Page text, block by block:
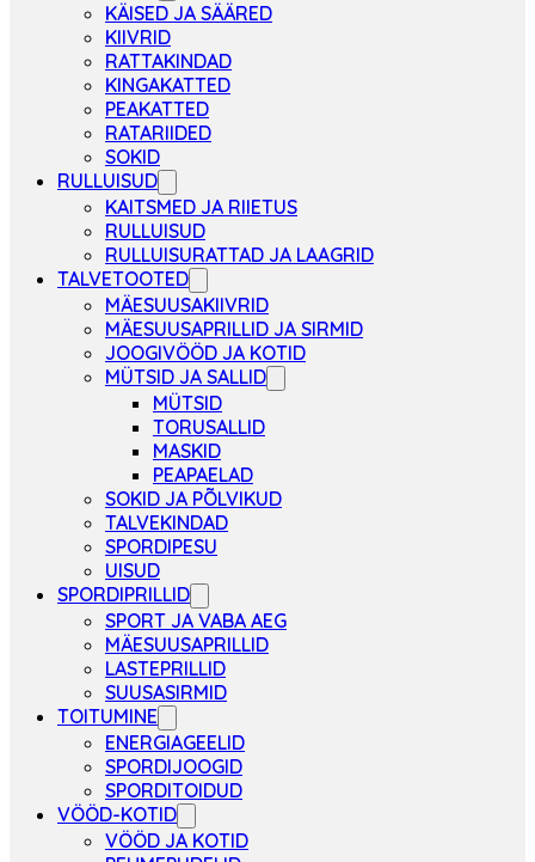
KÄISED JA SÄÄRED
KIIVRID
RATTAKINDAD
KINGAKATTED
PEAKATTED
RATARIIDED
SOKID
RULLUISUD
KAITSMED JA RIIETUS
RULLUISUD
RULLUISURATTAD JA LAAGRID
TALVETOOTED
MÄESUUSAKIIVRID
MÄESUUSAPRILLID JA SIRMID
JOOGIVÖÖD JA KOTID
MÜTSID JA SALLID
MÜTSID
TORUSALLID
MASKID
PEAPAELAD
SOKID JA PÕLVIKUD
TALVEKINDAD
SPORDIPESU
UISUD
SPORDIPRILLID
SPORT JA VABA AEG
MÄESUUSAPRILLID
LASTEPRILLID
SUUSASIRMID
TOITUMINE
ENERGIAGEELID
SPORDIJOOGID
SPORDITOIDUD
VÖÖD-KOTID
VÖÖD JA KOTID